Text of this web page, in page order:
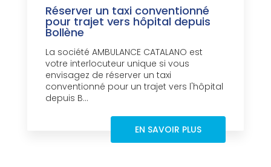
Réserver un taxi conventionné
pour trajet vers hôpital depuis
Bollène
La société AMBULANCE CATALANO est
votre interlocuteur unique si vous
envisagez de réserver un taxi
conventionné pour un trajet vers l'hôpital
depuis B...
EN SAVOIR PLUS